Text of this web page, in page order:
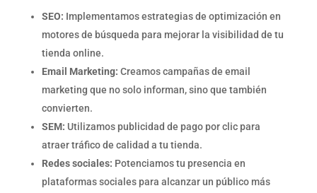
SEO: Implementamos estrategias de optimización en
motores de búsqueda para mejorar la visibilidad de tu
tienda online.
Email Marketing: Creamos campañas de email
marketing que no solo informan, sino que también
convierten.
SEM: Utilizamos publicidad de pago por clic para
atraer tráfico de calidad a tu tienda.
Redes sociales: Potenciamos tu presencia en
plataformas sociales para alcanzar un público más